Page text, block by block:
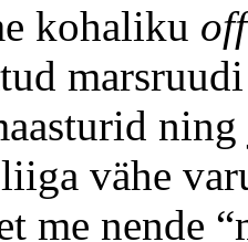
kohaliku
vähe
me nende